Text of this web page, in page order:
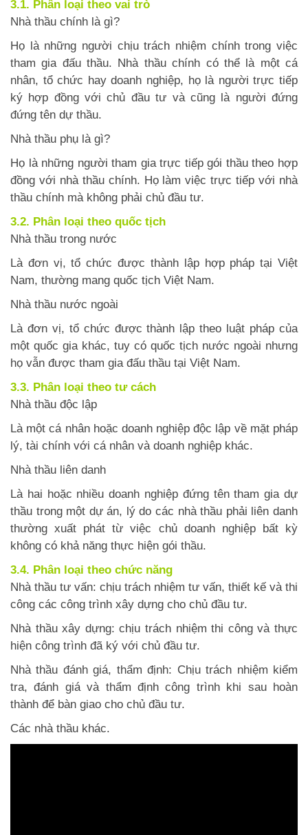
3.1. Phân loại theo vai trò
Nhà thầu chính là gì?
Họ là những người chịu trách nhiệm chính trong việc
tham gia đấu thầu. Nhà thầu chính có thể là một cá
nhân, tổ chức hay doanh nghiệp, họ là người trực tiếp
ký hợp đồng với chủ đầu tư và cũng là người đứng
đứng tên dự thầu.
Nhà thầu phụ là gì?
Họ là những người tham gia trực tiếp gói thầu theo hợp
đồng với nhà thầu chính. Họ làm việc trực tiếp với nhà
thầu chính mà không phải chủ đầu tư.
3.2. Phân loại theo quốc tịch
Nhà thầu trong nước
Là đơn vị, tổ chức được thành lập hợp pháp tại Việt
Nam, thường mang quốc tịch Việt Nam.
Nhà thầu nước ngoài
Là đơn vị, tổ chức được thành lập theo luật pháp của
một quốc gia khác, tuy có quốc tịch nước ngoài nhưng
họ vẫn được tham gia đấu thầu tại Việt Nam.
3.3. Phân loại theo tư cách
Nhà thầu độc lập
Là một cá nhân hoặc doanh nghiệp độc lập về mặt pháp
lý, tài chính với cá nhân và doanh nghiệp khác.
Nhà thầu liên danh
Là hai hoặc nhiều doanh nghiệp đứng tên tham gia dự
thầu trong một dự án, lý do các nhà thầu phải liên danh
thường xuất phát từ việc chủ doanh nghiệp bất kỳ
không có khả năng thực hiện gói thầu.
3.4. Phân loại theo chức năng
Nhà thầu tư vấn: chịu trách nhiệm tư vấn, thiết kế và thi
công các công trình xây dựng cho chủ đầu tư.
Nhà thầu xây dựng: chịu trách nhiệm thi công và thực
hiện công trình đã ký với chủ đầu tư.
Nhà thầu đánh giá, thẩm định: Chịu trách nhiệm kiểm
tra, đánh giá và thẩm định công trình khi sau hoàn
thành để bàn giao cho chủ đầu tư.
Các nhà thầu khác.